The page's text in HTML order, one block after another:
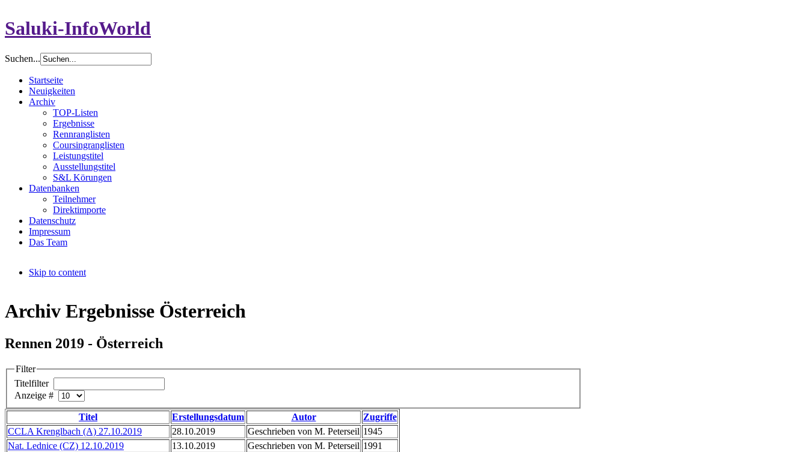
Saluki-InfoWorld
Suchen...
Startseite
Neuigkeiten
Archiv
TOP-Listen
Ergebnisse
Rennranglisten
Coursingranglisten
Leistungstitel
Ausstellungstitel
S&L Körungen
Datenbanken
Teilnehmer
Direktimporte
Datenschutz
Impressum
Das Team
Skip to content
Archiv Ergebnisse Österreich
Rennen 2019 - Österreich
Filter
Titelfilter
Anzeige #
Titel Erstellungsdatum Autor
Zugriffe
CCLA Krenglbach (A) 27.10.2019
28.10.2019 Geschrieben von M. Peterseil 1945
Nat. Lednice (CZ) 12.10.2019
13.10.2019 Geschrieben von M. Peterseil 1991